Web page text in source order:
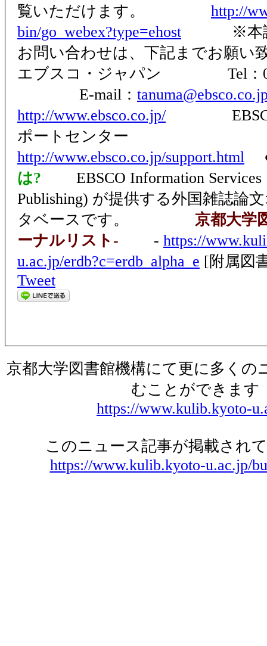
覧いただけます。 http://
bin/go_webex?type=ehost ※本講
お問い合わせは、下記まで
エブスコ・ジャパン Tel：
E-mail：
http://www.ebsco.co.jp/ EBSCO
ポートセンター
http://www.ebsco.co.jp/support.html
は? EBSCO Information
Publishing) が提供する外国雑誌論
タベースです。 京都大学
ーナルリスト- - https://
u.ac.jp/erdb?c=erdb_alpha_e [附属図
Tweet
京都大学図書館機構にて更に多くの
むことができます
https://www.kulib.kyoto-
このニュース記事が掲載され
https://www.kulib.kyoto-u.ac.jp/